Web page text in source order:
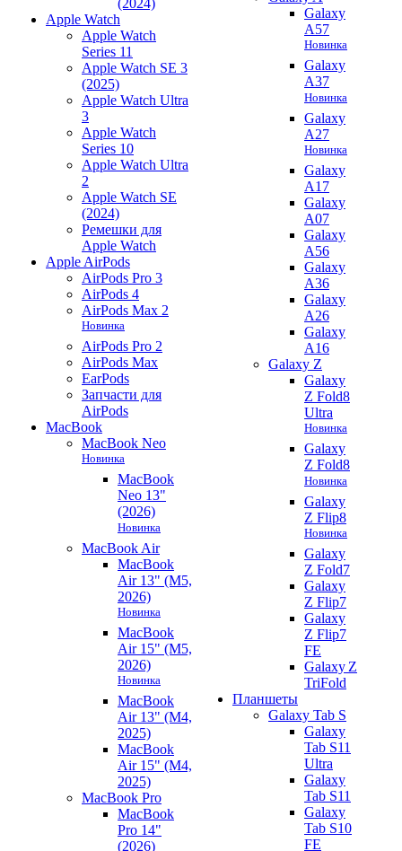
Apple Watch
Apple Watch
Series 11
Apple Watch SE 3
(2025)
Apple Watch Ultra
3
Apple Watch
Series 10
Apple Watch Ultra
2
Apple Watch SE
(2024)
Ремешки для
Apple Watch
Apple AirPods
AirPods Pro 3
AirPods 4
AirPods Max 2
Новинка
AirPods Pro 2
AirPods Max
EarPods
Запчасти для
AirPods
MacBook
MacBook Neo
Новинка
MacBook
Neo 13"
(2026)
Новинка
MacBook Air
MacBook
Air 13" (M5,
2026)
Новинка
MacBook
Air 15" (M5,
2026)
Новинка
MacBook
Air 13" (M4,
2025)
MacBook
Air 15" (M4,
2025)
MacBook Pro
MacBook
Pro 14"
(2026)
Galaxy
A57
Новинка
Galaxy
A37
Новинка
Galaxy
A27
Новинка
Galaxy
A17
Galaxy
A07
Galaxy
A56
Galaxy
A36
Galaxy
A26
Galaxy
A16
Galaxy Z
Galaxy
Z Fold8
Ultra
Новинка
Galaxy
Z Fold8
Новинка
Galaxy
Z Flip8
Новинка
Galaxy
Z Fold7
Galaxy
Z Flip7
Galaxy
Z Flip7
FE
Galaxy Z
TriFold
Планшеты
Galaxy Tab S
Galaxy
Tab S11
Ultra
Galaxy
Tab S11
Galaxy
Tab S10
FE